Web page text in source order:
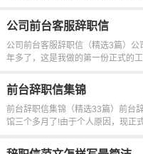
公司前台客服辞职信
公司前台客服辞职信（精选3篇）
年多了，这是我做的第一份正式的
前台辞职信集锦
前台辞职信集锦（精选33篇）前台
馆三个多月了!由于个人原因，现正